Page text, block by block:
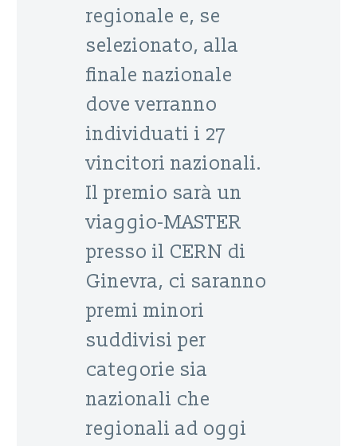
regionale e, se
selezionato, alla
finale nazionale
dove verranno
individuati i 27
vincitori nazionali.
Il premio sarà un
viaggio-MASTER
presso il CERN di
Ginevra, ci saranno
premi minori
suddivisi per
categorie sia
nazionali che
regionali ad oggi